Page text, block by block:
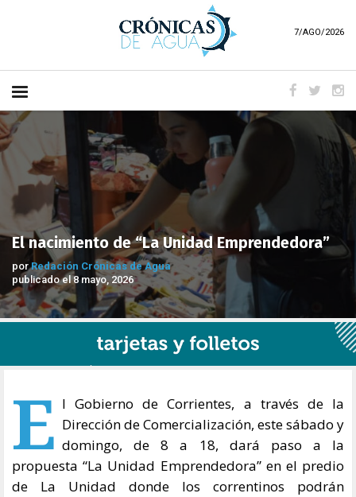
7/AGO/2026
El nacimiento de “La Unidad Emprendedora”
porRedación Crónicas de Agua
publicado el 8 mayo, 2026
E l Gobierno de Corrientes, a través de la
Dirección de Comercialización, este sábado y
domingo, de 8 a 18, dará paso a la
propuesta “La Unidad Emprendedora” en el predio
de La Unidad donde los correntinos podrán